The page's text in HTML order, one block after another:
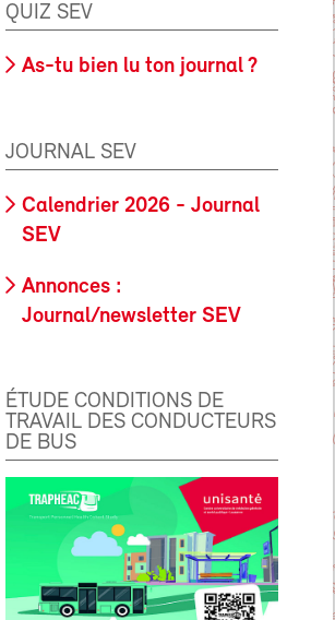
QUIZ SEV
As-tu bien lu ton journal ?
JOURNAL SEV
Calendrier 2026 - Journal
SEV
Annonces :
Journal/newsletter SEV
ÉTUDE CONDITIONS DE
TRAVAIL DES CONDUCTEURS
DE BUS